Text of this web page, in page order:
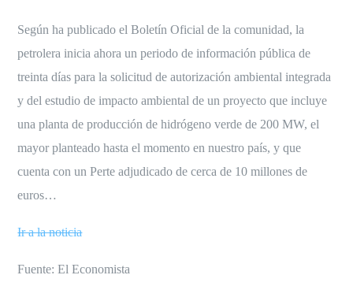
Según ha publicado el Boletín Oficial de la comunidad, la
petrolera inicia ahora un periodo de información pública de
treinta días para la solicitud de autorización ambiental integrada
y del estudio de impacto ambiental de un proyecto que incluye
una planta de producción de hidrógeno verde de 200 MW, el
mayor planteado hasta el momento en nuestro país, y que
cuenta con un Perte adjudicado de cerca de 10 millones de
euros…
Ir a la noticia
Fuente: El Economista